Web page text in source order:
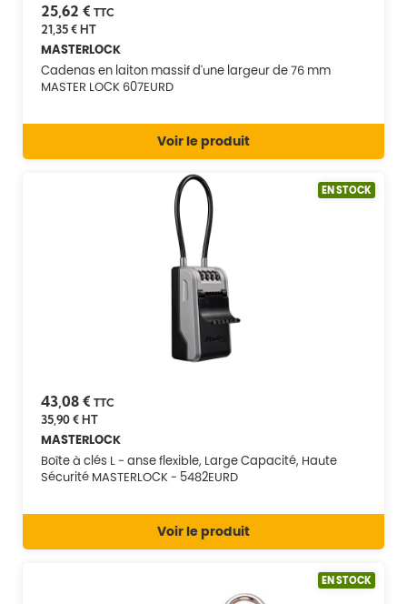
25,62 € TTC
21,35 €HT
MASTERLOCK
Cadenas en laiton massif d'une largeur de 76 mm
MASTER LOCK 607EURD
Voir le produit
EN STOCK
43,08 € TTC
35,90 €HT
MASTERLOCK
Boîte à clés L - anse flexible, Large Capacité, Haute
Sécurité MASTERLOCK - 5482EURD
Voir le produit
EN STOCK